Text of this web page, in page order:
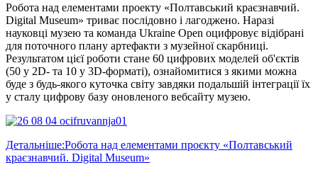
Робота над елементами проекту «Полтавський краєзнавчий.
Digital Museum» триває послідовно і лагоджено. Наразі
науковці музею та команда Ukraine Open оцифровує відібрані
для поточного плану артефакти з музейної скарбниці.
Результатом цієї роботи стане 60 цифрових моделей об'єктів
(50 у 2D- та 10 у 3D-форматі), ознайомитися з якими можна
буде з будь-якого куточка світу завдяки подальшій інтеграції їх
у сталу цифрову базу оновленого вебсайту музею.
Детальніше:Робота над елементами проєкту «Полтавський
краєзнавчий. Digital Museum»